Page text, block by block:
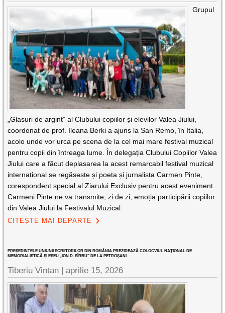
Grupul
„Glasuri de argint” al Clubului copiilor și elevilor Valea Jiului,
coordonat de prof. Ileana Berki a ajuns la San Remo, în Italia,
acolo unde vor urca pe scena de la cel mai mare festival muzical
pentru copii din întreaga lume. În delegația Clubului Copiilor Valea
Jiului care a făcut deplasarea la acest remarcabil festival muzical
internațional se regăsește și poeta și jurnalista Carmen Pinte,
corespondent special al Ziarului Exclusiv pentru acest eveniment.
Carmeni Pinte ne va transmite, zi de zi, emoția participării copiilor
din Valea Jiului la Festivalul Muzical
CITEȘTE MAI DEPARTE
PREȘEDINTELE UNIUNII SCRIITORILOR DIN ROMÂNIA PREZIDEAZĂ COLOCVIUL NAȚIONAL DE
MEMORIALISTICĂ ȘI ESEU „ION D. SÎRBU” DE LA PETROȘANI
Tiberiu Vințan |aprilie 15, 2026